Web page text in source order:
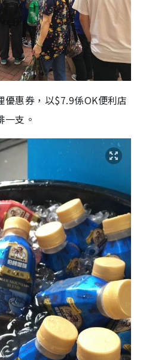
惠券，以$7.9係OK便利店
支。